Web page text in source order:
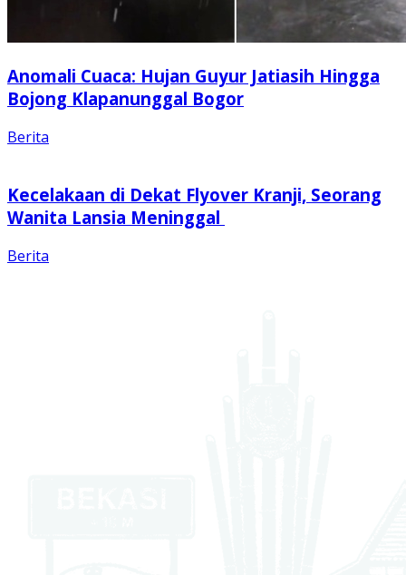
Anomali Cuaca: Hujan Guyur Jatiasih Hingga
Bojong Klapanunggal Bogor
Berita
Kecelakaan di Dekat Flyover Kranji, Seorang
Wanita Lansia Meninggal
Berita